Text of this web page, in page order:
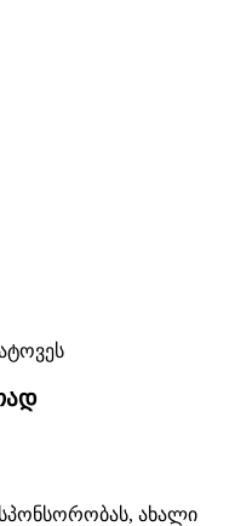
სპონსორობას, ახალი